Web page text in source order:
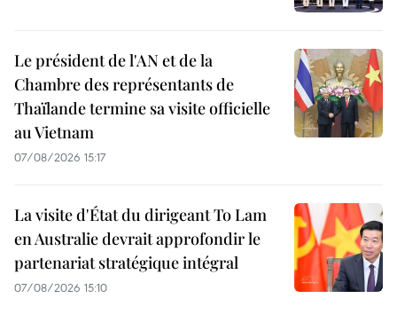
Le président de l'AN et de la
Chambre des représentants de
Thaïlande termine sa visite officielle
au Vietnam
07/08/2026 15:17
La visite d'État du dirigeant To Lam
en Australie devrait approfondir le
partenariat stratégique intégral
07/08/2026 15:10